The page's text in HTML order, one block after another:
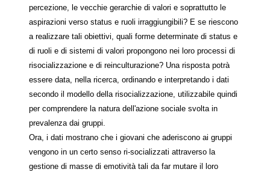
percezione, le vecchie gerarchie di valori e soprattutto le
aspirazioni verso status e ruoli irraggiungibili? E se riescono
a realizzare tali obiettivi, quali forme determinate di status e
di ruoli e di sistemi di valori propongono nei loro processi di
risocializzazione e di reinculturazione? Una risposta potrà
essere data, nella ricerca, ordinando e interpretando i dati
secondo il modello della risocializzazione, utilizzabile quindi
per comprendere la natura dell'azione sociale svolta in
prevalenza dai gruppi.
Ora, i dati mostrano che i giovani che aderiscono ai gruppi
vengono in un certo senso ri-socializzati attraverso la
gestione di masse di emotività tali da far mutare il loro